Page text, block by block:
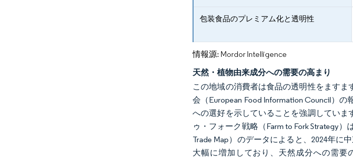
包装食品のプレミアム化と透明性
情報源: Mordor Intelligence
天然・植物由来成分への需要の高まり
この地域の消費者は食品の透明性をます
会（European Food Information Council）
への選好を示していることを強調してい
ゥ・フォーク戦略（Farm to Fork Strategy
Trade Map）のデータによると、2024年に
大幅に増加しており、天然成分への需要